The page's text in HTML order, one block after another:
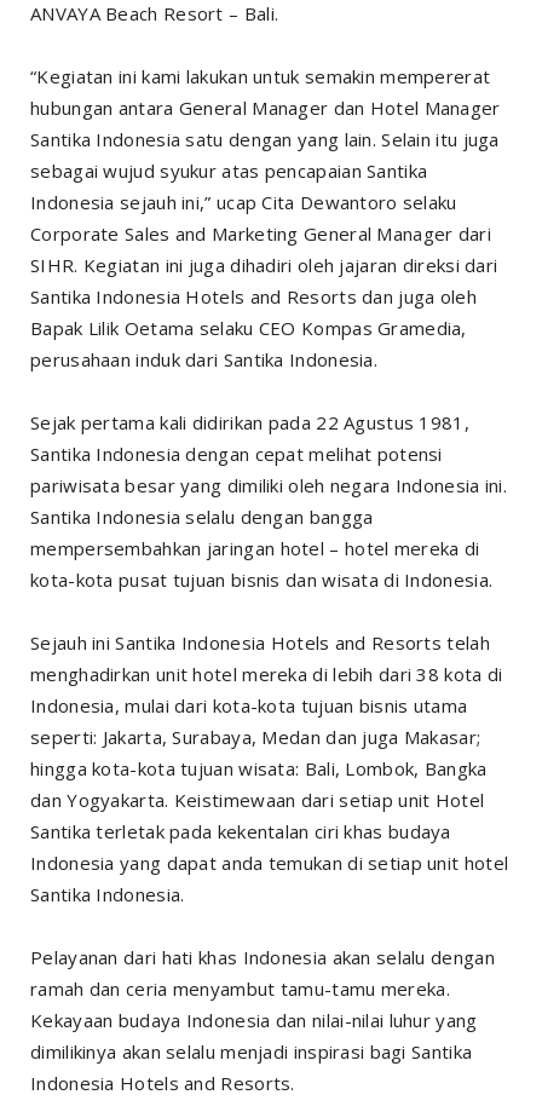
ANVAYA Beach Resort – Bali.
“Kegiatan ini kami lakukan untuk semakin mempererat
hubungan antara General Manager dan Hotel Manager
Santika Indonesia satu dengan yang lain. Selain itu juga
sebagai wujud syukur atas pencapaian Santika
Indonesia sejauh ini,” ucap Cita Dewantoro selaku
Corporate Sales and Marketing General Manager dari
SIHR. Kegiatan ini juga dihadiri oleh jajaran direksi dari
Santika Indonesia Hotels and Resorts dan juga oleh
Bapak Lilik Oetama selaku CEO Kompas Gramedia,
perusahaan induk dari Santika Indonesia.
Sejak pertama kali didirikan pada 22 Agustus 1981,
Santika Indonesia dengan cepat melihat potensi
pariwisata besar yang dimiliki oleh negara Indonesia ini.
Santika Indonesia selalu dengan bangga
mempersembahkan jaringan hotel – hotel mereka di
kota-kota pusat tujuan bisnis dan wisata di Indonesia.
Sejauh ini Santika Indonesia Hotels and Resorts telah
menghadirkan unit hotel mereka di lebih dari 38 kota di
Indonesia, mulai dari kota-kota tujuan bisnis utama
seperti: Jakarta, Surabaya, Medan dan juga Makasar;
hingga kota-kota tujuan wisata: Bali, Lombok, Bangka
dan Yogyakarta. Keistimewaan dari setiap unit Hotel
Santika terletak pada kekentalan ciri khas budaya
Indonesia yang dapat anda temukan di setiap unit hotel
Santika Indonesia.
Pelayanan dari hati khas Indonesia akan selalu dengan
ramah dan ceria menyambut tamu-tamu mereka.
Kekayaan budaya Indonesia dan nilai-nilai luhur yang
dimilikinya akan selalu menjadi inspirasi bagi Santika
Indonesia Hotels and Resorts.